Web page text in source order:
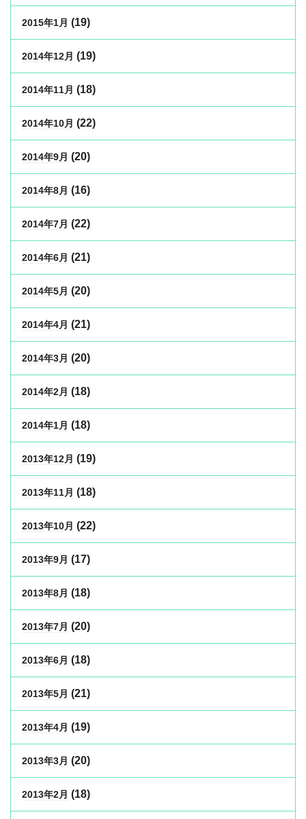
2015年1月 (19)
2014年12月 (19)
2014年11月 (18)
2014年10月 (22)
2014年9月 (20)
2014年8月 (16)
2014年7月 (22)
2014年6月 (21)
2014年5月 (20)
2014年4月 (21)
2014年3月 (20)
2014年2月 (18)
2014年1月 (18)
2013年12月 (19)
2013年11月 (18)
2013年10月 (22)
2013年9月 (17)
2013年8月 (18)
2013年7月 (20)
2013年6月 (18)
2013年5月 (21)
2013年4月 (19)
2013年3月 (20)
2013年2月 (18)